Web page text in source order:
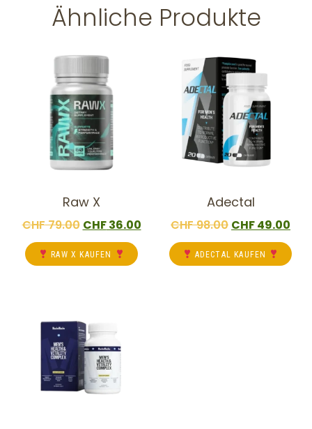
Ähnliche Produkte
Raw X
CHF79.00 CHF36.00
RAW X KAUFEN
Adectal
CHF98.00 CHF49.00
ADECTAL KAUFEN